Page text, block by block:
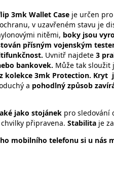
3mk Wallet Case je určen
v uzavřeném stavu je
nitěmi, boky jsou
přísným vojenským
Uvnitř najdete 3
bankovek. Může tak sloužit
kolekce 3mk Protection. Kryt
a pohodlný způsob
jako stojánek pro sledování
připravena. Stabilita je
mobilního telefonu si u nás